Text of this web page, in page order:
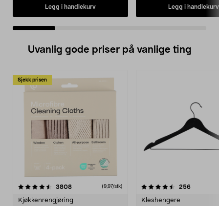
Legg i handlekurv Legg i handlekurv
Uvanlig gode priser på vanlige ting
Sjekk prisen
3808anmeldelser(9,97/stk)
Kjøkkenrengjøring
4.5av 5 stjerner 256
Kleshengere
4.5av 5 stjerner